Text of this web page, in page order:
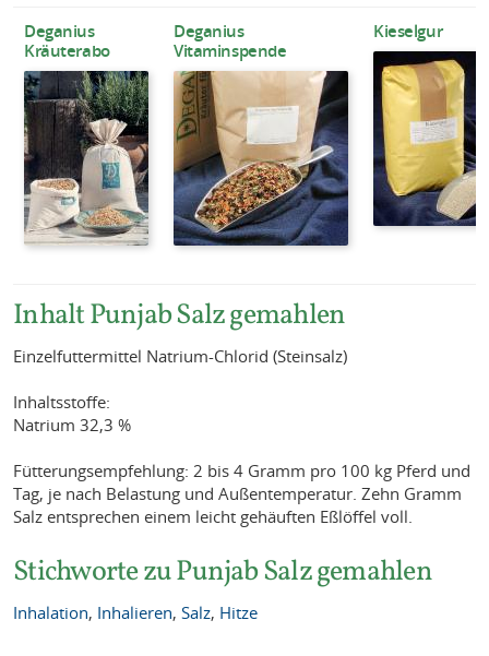
Deganius
Kräuterabo
Deganius
Vitaminspende
Kieselgur
Inhalt Punjab Salz gemahlen
Einzelfuttermittel Natrium-Chlorid (Steinsalz)
Inhaltsstoffe:
Natrium 32,3 %
Fütterungsempfehlung: 2 bis 4 Gramm pro 100 kg Pferd und
Tag, je nach Belastung und Außentemperatur. Zehn Gramm
Salz entsprechen einem leicht gehäuften Eßlöffel voll.
Stichworte zu Punjab Salz gemahlen
Inhalation, Inhalieren,Salz, Hitze